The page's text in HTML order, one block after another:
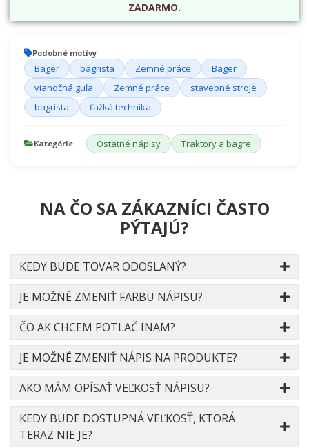
ZADARMO.
Podobné motívy
Bager bagrista Zemné práce
Bager
vianočná guľa
Zemné práce
stavebné stroje
bagrista
ťažká technika
Kategórie Ostatné nápisy Traktory a bagre
NA ČO SA ZÁKAZNÍCI ČASTO
PÝTAJÚ?
KEDY BUDE TOVAR ODOSLANÝ?
JE MOŽNÉ ZMENIŤ FARBU NÁPISU?
ČO AK CHCEM POTLAČ INAM?
JE MOŽNÉ ZMENIŤ NÁPIS NA PRODUKTE?
AKO MÁM OPÍSAŤ VEĽKOSŤ NÁPISU?
KEDY BUDE DOSTUPNÁ VEĽKOSŤ, KTORÁ
TERAZ NIE JE?